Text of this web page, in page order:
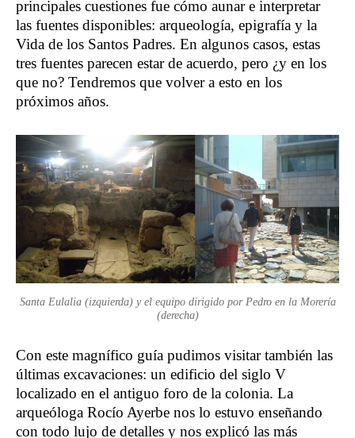
principales cuestiones fue cómo aunar e interpretar
las fuentes disponibles: arqueología, epigrafía y la
Vida de los Santos Padres. En algunos casos, estas
tres fuentes parecen estar de acuerdo, pero ¿y en los
que no? Tendremos que volver a esto en los
próximos años.
Santa Eulalia (izquierda) y el equipo dirigido por Pedro en la Morería
(derecha)
Con este magnífico guía pudimos visitar también las
últimas excavaciones: un edificio del siglo V
localizado en el antiguo foro de la colonia. La
arqueóloga Rocío Ayerbe nos lo estuvo enseñando
con todo lujo de detalles y nos explicó las más